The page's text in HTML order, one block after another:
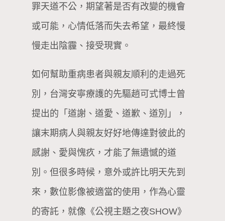
罪天道不公，期望著是否有改變的機會
或可能，心情低落而失去希望，最終慢
慢走出陰霾、接受現實。
如何幫助重病患者與親友順利的走過死
別，台灣安寧療護的先驅趙可式博士曾
提出的「道謝、道愛、道歉、道別」，
讓末期病人與親友好好地傳達對彼此的
感謝、愛與愧疚，才能了無遺憾的道
別。但很多時候，意外或許比明天先到
來，數位影像被適當的使用，作為心靈
的寄託，就像《公視主題之夜SHOW》